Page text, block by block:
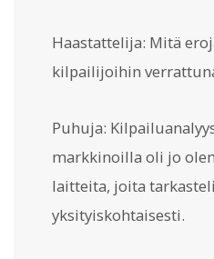
Haastattelija: Mitä
kilpailijoihin
Puhuja:
markkinoilla oli jo
laitteita, joita
yksityiskohtaisesti.